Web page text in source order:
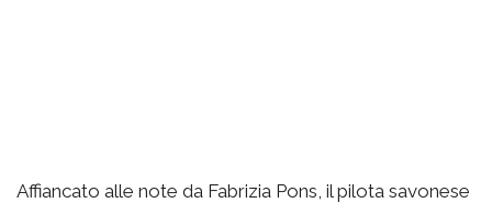
Affiancato alle note da Fabrizia Pons, il pilota savonese